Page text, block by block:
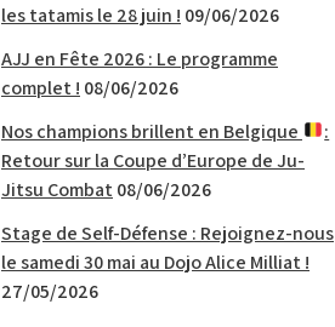
les tatamis le 28 juin ! 09/06/2026
AJJ en Fête 2026 : Le programme
complet ! 08/06/2026
Nos champions brillent en Belgique
:
Retour sur la Coupe d’Europe de Ju-
Jitsu Combat 08/06/2026
Stage de Self-Défense : Rejoignez-nous
le samedi 30 mai au Dojo Alice Milliat !
27/05/2026